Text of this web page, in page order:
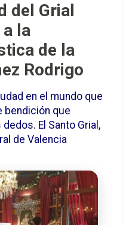
del Grial
la
de la
Rodrigo
en el mundo que
bendición que
El Santo Grial,
de Valencia